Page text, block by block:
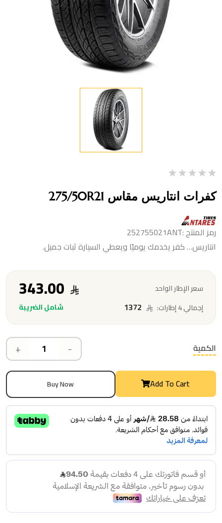
كفرات انتاريس مقاس 275/50R21
رمز المنتج :252755021ANT
انتاريس… كفر يخدمك يوميًا ويعطي السيارة ثبات جميل.
سعر الإطار الواحد
شامل الضريبة
إجمالي 4 إطارات:
-
+ الكمية
Add To Cart
Buy Now